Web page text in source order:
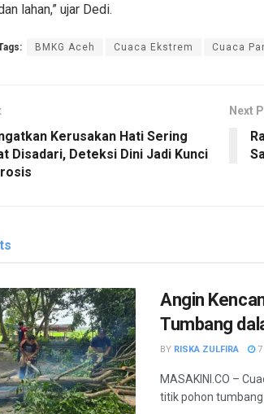
lahan,” ujar Dedi.
BMKG Aceh Cuaca Ekstrem Cuaca
Kerusakan Hati Sering
Disadari, Deteksi Dini Jadi Kunci
Next
Angin
Tumbang
BY RISKA ZULFIRA 7
MASAKINI.CO –
titik pohon tumbang